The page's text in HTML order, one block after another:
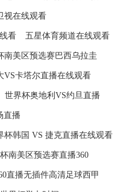
视在线观看
看 五星体育频道在线观看
南美区预选赛巴西乌拉圭
VS卡塔尔直播在线观看
世界杯奥地利VS约旦直播
直播
杯韩国 VS 捷克直播在线观看
南美区预选赛直播360
直播无插件高清足球西甲